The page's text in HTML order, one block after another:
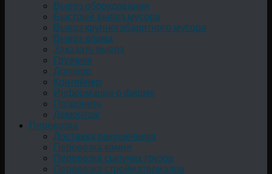
Вывоз оборудования
Быстрый вывоз мусора
Вывоз крупногабаритного мусора
Вывоз хлама
Заказать вывоз
Грузчики
Договор
Контейнер
Информация о фирме
Позвонить
Демонтаж
Перевозка
Доставка ракушечника
Перевозка камня
Перевозка сыпучих грузов
Перевозка стройматериалов